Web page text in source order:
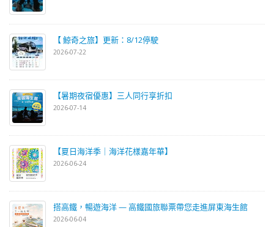
【 鯨奇之旅】更新：8/12停駛
2026-07-22
【暑期夜宿優惠】三人同行享折扣
2026-07-14
【夏日海洋季｜海洋花樣嘉年華】
2026-06-24
搭高鐵，暢遊海洋 — 高鐵國旅聯票帶您走進屏東海生館
2026-06-04